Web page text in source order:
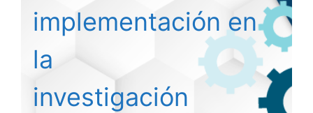
implementación en
la
investigación